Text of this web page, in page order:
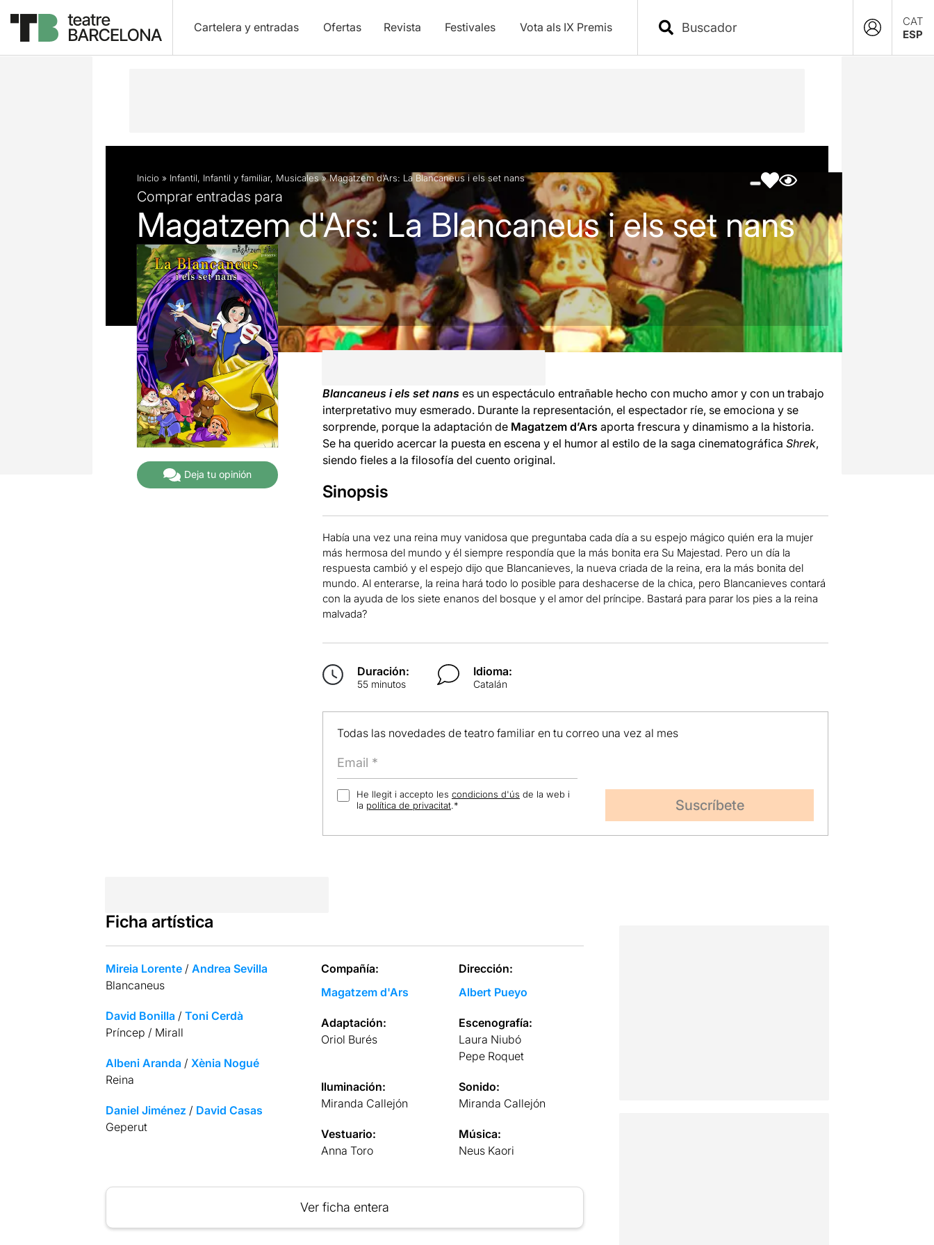
Cartelera y entradas Ofertas Revista Festivales Vota als IX Premis
CAT
ESP
Descripción Ficha artística Fotos y vídeos
Inicio » Infantil, Infantil y familiar, Musicales»Magatzem d’Ars: La Blancaneus i els set nans
Comprar entradas para
Magatzem d'Ars: La Blancaneus i els set nans
Deja tu opinión
Blancaneus i els set nans es un espectáculo entrañable hecho con mucho amor y con un trabajo
interpretativo muy esmerado. Durante la representación, el espectador ríe, se emociona y se
sorprende, porque la adaptación de Magatzem d’Ars aporta frescura y dinamismo a la historia.
Se ha querido acercar la puesta en escena y el humor al estilo de la saga cinematográfica Shrek,
siendo fieles a la filosofía del cuento original.
Sinopsis
Había una vez una reina muy vanidosa que preguntaba cada día a su espejo mágico quién era la mujer
más hermosa del mundo y él siempre respondía que la más bonita era Su Majestad. Pero un día la
respuesta cambió y el espejo dijo que Blancanieves , la nueva criada de la reina era la más bonita del
mundo. Al enterarse la reina hará todo lo posible para deshacerse de la chica, pero Blancanieves contará
con la ayuda de los siete enanos del bosque y el amor del príncipe. Bastará para parar los pies a la reina
malvada?
Duración:
55 minutos
Idioma:
Catalán
Todas las novedades de teatro familiar en tu correo una vez al mes
He llegit i accepto les condicions d'ús de la web i
la política de privacitat.*
Ficha artística
Mireia Lorente/ Andrea Sevilla
Blancaneus
David Bonilla / Toni Cerdà
Príncep / Mirall
Albeni Aranda / Xènia Nogué
Reina
Daniel Jiménez / David Casas
Geperut
Compañía:
Magatzem d'Ars
Dirección:
Albert Pueyo
Adaptación:
Oriol Burés
Escenografía:
Laura Niubó
Pepe Roquet
Iluminación:
Miranda Callejón
Sonido:
Miranda Callejón
Vestuario:
Anna Toro
Música:
Neus Kaori
Ver ficha entera